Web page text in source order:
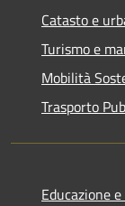
Catasto e
Turismo e
Mobilità
Trasporto
Educazione